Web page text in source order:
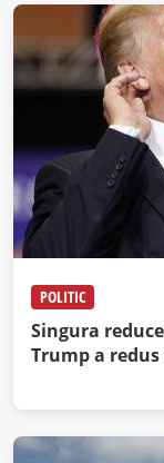
POLITIC
Singura
Trump a